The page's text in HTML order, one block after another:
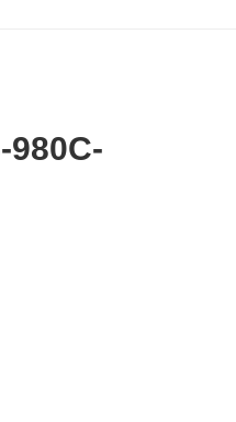
980C-